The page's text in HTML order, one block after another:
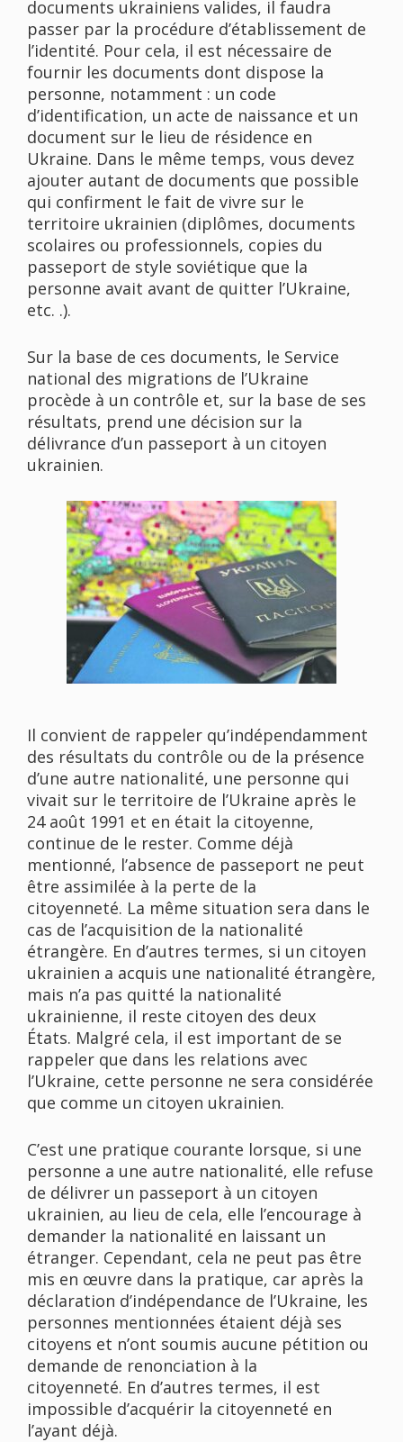
documents ukrainiens valides, il faudra
passer par la procédure d’établissement de
l’identité. Pour cela, il est nécessaire de
fournir les documents dont dispose la
personne, notamment : un code
d’identification, un acte de naissance et un
document sur le lieu de résidence en
Ukraine. Dans le même temps, vous devez
ajouter autant de documents que possible
qui confirment le fait de vivre sur le
territoire ukrainien (diplômes, documents
scolaires ou professionnels, copies du
passeport de style soviétique que la
personne avait avant de quitter l’Ukraine,
etc. .).
Sur la base de ces documents, le Service
national des migrations de l’Ukraine
procède à un contrôle et, sur la base de ses
résultats, prend une décision sur la
délivrance d’un passeport à un citoyen
ukrainien.
Il convient de rappeler qu’indépendamment
des résultats du contrôle ou de la présence
d’une autre nationalité, une personne qui
vivait sur le territoire de l’Ukraine après le
24 août 1991 et en était la citoyenne,
continue de le rester. Comme déjà
mentionné, l’absence de passeport ne peut
être assimilée à la perte de la
citoyenneté. La même situation sera dans le
cas de l’acquisition de la nationalité
étrangère. En d’autres termes, si un citoyen
ukrainien a acquis une nationalité étrangère,
mais n’a pas quitté la nationalité
ukrainienne, il reste citoyen des deux
États. Malgré cela, il est important de se
rappeler que dans les relations avec
l’Ukraine, cette personne ne sera considérée
que comme un citoyen ukrainien.
C’est une pratique courante lorsque, si une
personne a une autre nationalité, elle refuse
de délivrer un passeport à un citoyen
ukrainien, au lieu de cela, elle l’encourage à
demander la nationalité en laissant un
étranger. Cependant, cela ne peut pas être
mis en œuvre dans la pratique, car après la
déclaration d’indépendance de l’Ukraine, les
personnes mentionnées étaient déjà ses
citoyens et n’ont soumis aucune pétition ou
demande de renonciation à la
citoyenneté. En d’autres termes, il est
impossible d’acquérir la citoyenneté en
l’ayant déjà.